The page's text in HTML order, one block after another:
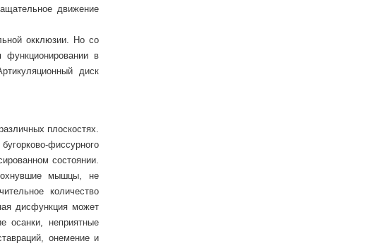
движение
окклюзии. Но со
функционировании в
диск
плоскостях.
фиссурного
состоянии.
мышцы, не
количество
дисфункция может
осанки, неприятные
онемение и